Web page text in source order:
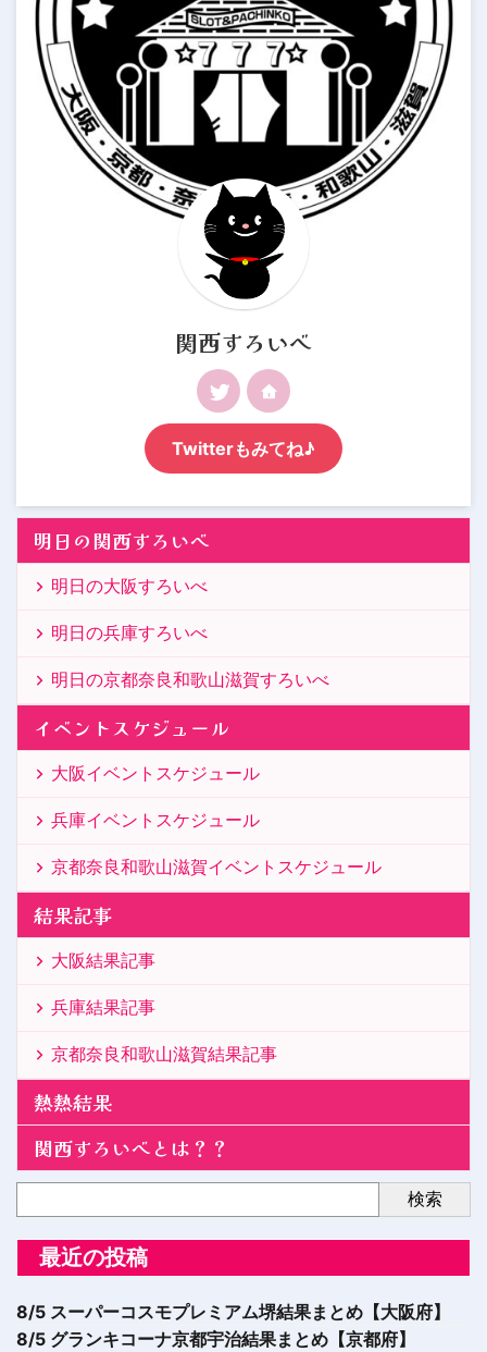
関西すろいべ
Twitterもみてね♪
明日の関西すろいべ
明日の大阪すろいべ
明日の兵庫すろいべ
明日の京都奈良和歌山滋賀すろいべ
イベントスケジュール
大阪イベントスケジュール
兵庫イベントスケジュール
京都奈良和歌山滋賀イベントスケジュール
結果記事
大阪結果記事
兵庫結果記事
京都奈良和歌山滋賀結果記事
熱熱結果
関西すろいべとは？？
検索
最近の投稿
8/5 スーパーコスモプレミアム堺結果まとめ【大阪府】
8/5 グランキコーナ京都宇治結果まとめ【京都府】